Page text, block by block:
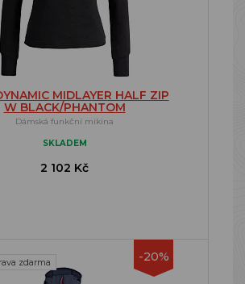
MIDLAYER HALF ZIP
W BLACK/PHANTOM
Dámská funkční mikina
SKLADEM
2 102 Kč
-20%
zdarma